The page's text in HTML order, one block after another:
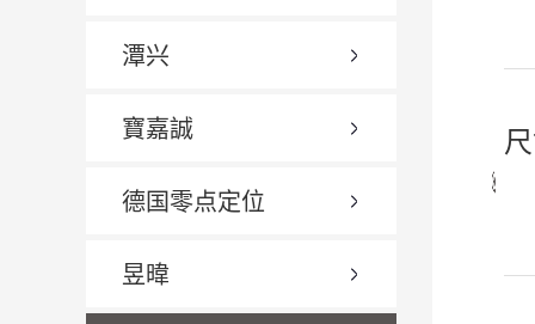
潭兴
寶嘉誠
德国零点定位
昱暐